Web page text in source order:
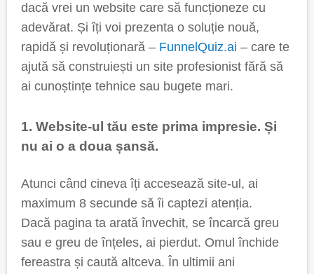
dacă vrei un website care să funcționeze cu
adevărat. Și îți voi prezenta o soluție nouă,
rapidă și revoluționară – FunnelQuiz.ai – care te
ajută să construiești un site profesionist fără să
ai cunoștințe tehnice sau bugete mari.
1. Website-ul tău este prima impresie. Și
nu ai o a doua șansă.
Atunci când cineva îți accesează site-ul, ai
maximum 8 secunde să îi captezi atenția.
Dacă pagina ta arată învechit, se încarcă greu
sau e greu de înțeles, ai pierdut. Omul închide
fereastra și caută altceva. În ultimii ani